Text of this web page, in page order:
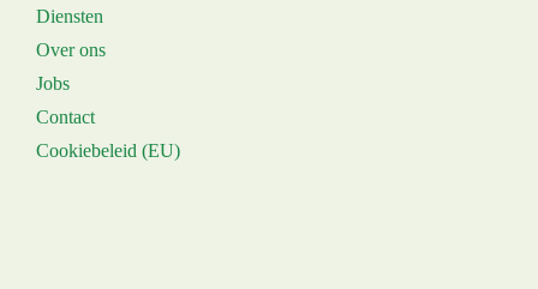
Diensten
Over ons
Jobs
Contact
Cookiebeleid (EU)